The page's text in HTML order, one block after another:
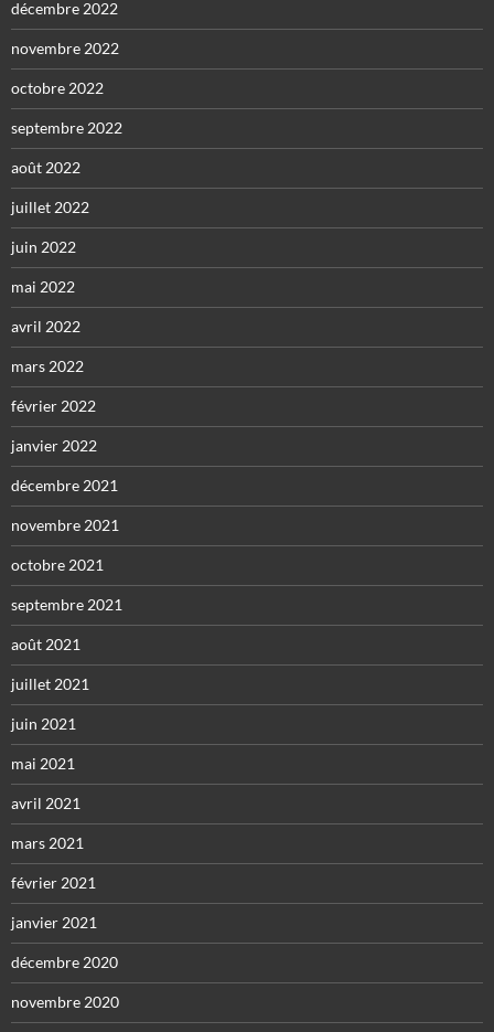
décembre 2022
novembre 2022
octobre 2022
septembre 2022
août 2022
juillet 2022
juin 2022
mai 2022
avril 2022
mars 2022
février 2022
janvier 2022
décembre 2021
novembre 2021
octobre 2021
septembre 2021
août 2021
juillet 2021
juin 2021
mai 2021
avril 2021
mars 2021
février 2021
janvier 2021
décembre 2020
novembre 2020